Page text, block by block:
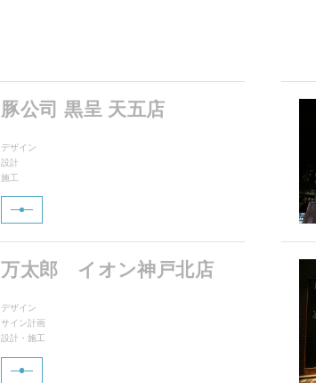
豚公司 黒呈 天五店
デザイン
設計
施工
万太郎 イオン神戸北店
デザイン
サイン計画
設計・施工